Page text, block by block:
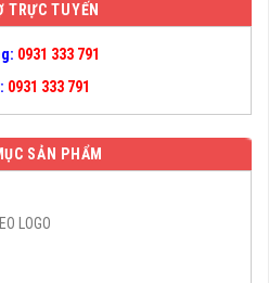
TRỰC TUYẾN
0931 333 791
0931 333 791
SẢN PHẨM
LOGO